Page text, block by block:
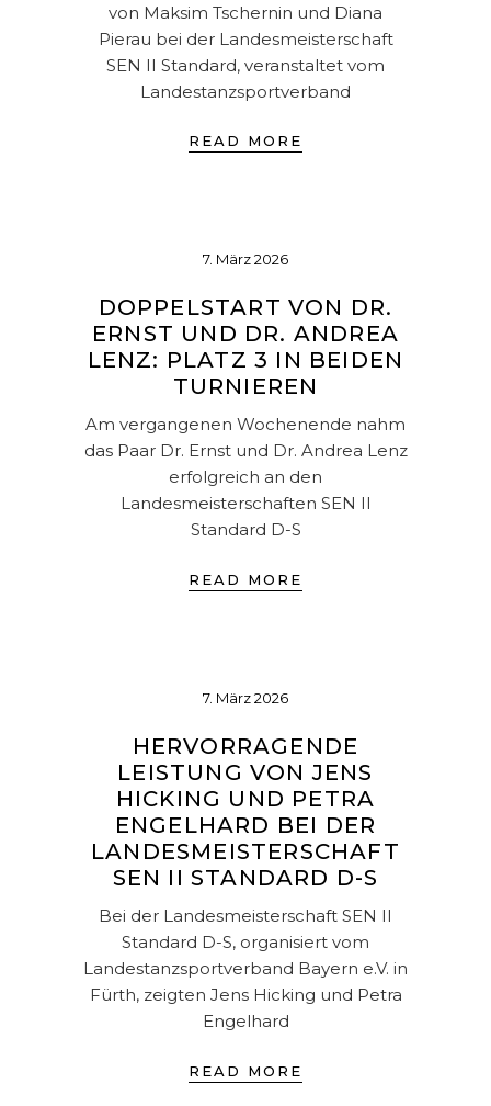
von Maksim Tschernin und Diana
Pierau bei der Landesmeisterschaft
SEN II Standard, veranstaltet vom
Landestanzsportverband
READ MORE
7. März 2026
DOPPELSTART VON DR.
ERNST UND DR. ANDREA
LENZ: PLATZ 3 IN BEIDEN
TURNIEREN
Am vergangenen Wochenende nahm
das Paar Dr. Ernst und Dr. Andrea Lenz
erfolgreich an den
Landesmeisterschaften SEN II
Standard D-S
READ MORE
7. März 2026
HERVORRAGENDE
LEISTUNG VON JENS
HICKING UND PETRA
ENGELHARD BEI DER
LANDESMEISTERSCHAFT
SEN II STANDARD D-S
Bei der Landesmeisterschaft SEN II
Standard D-S, organisiert vom
Landestanzsportverband Bayern e.V. in
Fürth, zeigten Jens Hicking und Petra
Engelhard
READ MORE